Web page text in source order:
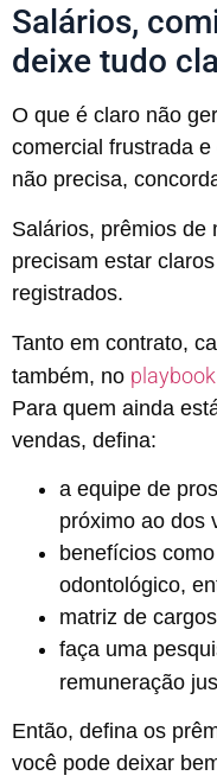
Salários,
deixe tudo
O que é claro não
comercial frustrada
não precisa,
Salários, prêmios de
precisam estar
registrados.
Tanto em contrato,
também, no
Para quem ainda
vendas, defina:
a equipe de
próximo ao dos
benefícios
odontológico,
matriz de
faça uma
remuneração
Então, defina os
você pode deixar